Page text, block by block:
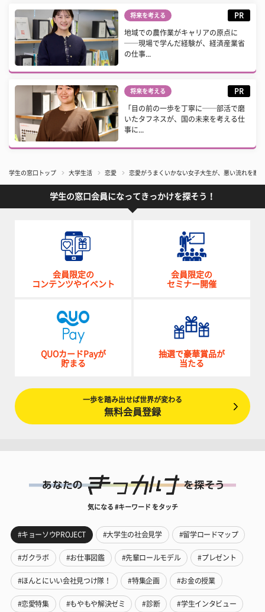
将来を考える PR
地域での農作業がキャリアの原点に
──現場で学んだ経験が、経済産業省
の仕事...
将来を考える PR
「目の前の一歩を丁寧に──部活で磨
いたタフネスが、国の未来を考える仕
事に...
学生の窓口トップ 大学生活 恋愛 恋愛がうまくいかない女子大生が、悪い流れを断
学生の窓口会員になってきっかけを探そう！
会員限定の
コンテンツやイベント
会員限定の
セミナー開催
QUOカードPayが
貯まる
抽選で豪華賞品が
当たる
一歩を踏み出せば世界が変わる
無料会員登録
気になる #キーワード をタッチ
#キョーソウPROJECT #大学生の社会見学 #留学ロードマップ
#ガクラボ #お仕事図鑑 #先輩ロールモデル #プレゼント
#ほんとにいい会社見つけ隊！ #特集企画 #お金の授業
#恋愛特集 #もやもや解決ゼミ #診断 #学生インタビュー